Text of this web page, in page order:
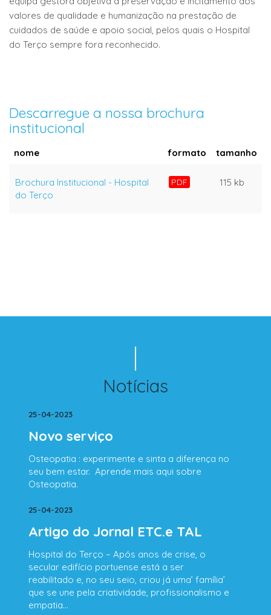
valores de qualidade e humanização na prestação de
cuidados de saúde e apoio social, pelos quais o Hospital
do Terço sempre fora reconhecido.
Descarregue a nossa brochura
institucional
nome formato tamanho
Brochura Institucional - Hospital
do Terço
PDF 115 kb
Notícias
25-04-2023
Novo serviço
Osteopatia : experimente e sinta a diferença no
seu bem estar. Aprende mais aqui sobre
Osteopatia.
25-04-2023
Artigo do Jornal ETC.e TAL
Hospital do Terço – Após anos de crise, o
secular edifício portuense está a ser
reabilitado e, no seu seio, criou já uma’ família’
que se une pela criatividade, profissionalismo e
empatia…